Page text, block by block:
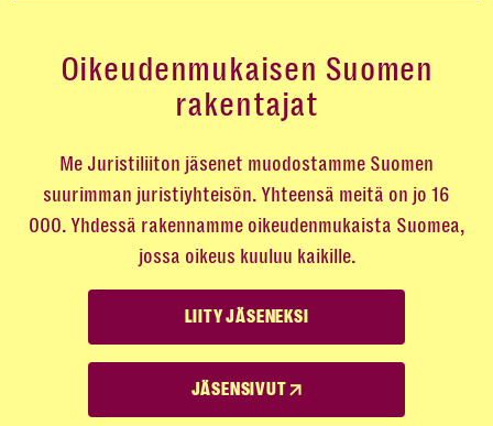
Oikeudenmukaisen Suomen
rakentajat
Me Juristiliiton jäsenet muodostamme Suomen
suurimman juristiyhteisön. Yhteensä meitä on jo 16
000. Yhdessä rakennamme oikeudenmukaista Suomea,
jossa oikeus kuuluu kaikille.
LIITY JÄSENEKSI
JÄSENSIVUT